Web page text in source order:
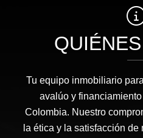
Tu equipo inmobiliario
avalúo y
Colombia. Nuestro
la ética y la satisfacción